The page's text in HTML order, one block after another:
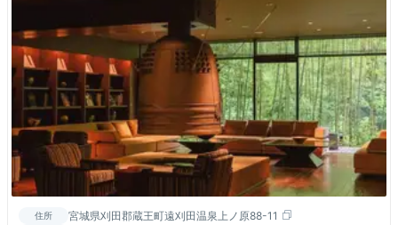
住所 宮城県刈田郡蔵王町遠刈田温泉上ノ原88-11